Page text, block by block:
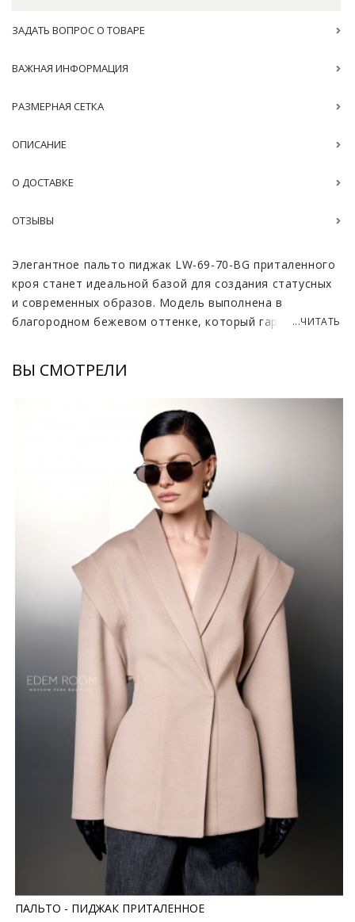
ЗАДАТЬ ВОПРОС О ТОВАРЕ
ВАЖНАЯ ИНФОРМАЦИЯ
РАЗМЕРНАЯ СЕТКА
ОПИСАНИЕ
О ДОСТАВКЕ
ОТЗЫВЫ
Элегантное пальто пиджак LW-69-70-BG приталенного
кроя станет идеальной базой для создания статусных
и современных образов. Модель выполнена в
благородном бежевом оттенке, который гармонично
натуральной шерсти с добавлением полиэстера
обладает отличной износостойкостью и
способностью сохранять первозданный вид,
обеспечивая при этом комфорт и тепло в течение
всего дня. Приталенный фасон деликатно акцентирует
внимание на талии, создавая женственный и в то же
время строгий деловой облик.
Длина изделия составляет семьдесят пять
сантиметров, что позволяет носить его как с
классическими брюками, так и с юбками различной
длины. Такая модель незаменима для энергичных
женщин, которые ценят удобство и стиль в ритме
большого города. Размерная сетка от сорок второго
до сорок восьмого ориентирована на создание
идеальной посадки по фигуре. Это пальто пиджак
создано для тех, кто стремится выглядеть безупречно
и уверенно в любой ситуации, будь то важная встреча
или неформальный выход. Качественные материалы и
классический дизайн подчеркивают утонченный вкус
владелицы, позволяя транслировать высокий статус
через лаконичность и эстетику кроя. Лаконичный
дизайн без лишних деталей делает вещь
универсальной и актуальной вне зависимости от
смены модных трендов.
*описание несет информационный характер, состав и
правила ухода могут быть изменены производителем
...ЧИТАТЬ
ВЫ СМОТРЕЛИ
ПАЛЬТО - ПИДЖАК ПРИТАЛЕННОЕ